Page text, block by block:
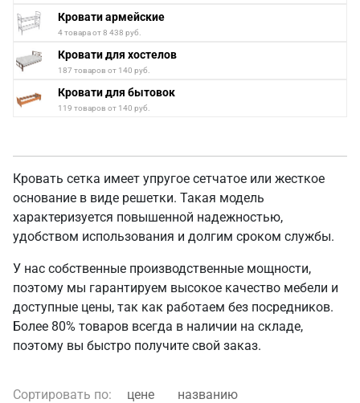
Кровати армейские
4 товара от 8 438 руб.
Кровати для хостелов
187 товаров от 140 руб.
Кровати для бытовок
119 товаров от 140 руб.
Кровать сетка имеет упругое сетчатое или жесткое
основание в виде решетки. Такая модель
характеризуется повышенной надежностью,
удобством использования и долгим сроком службы.
У нас собственные производственные мощности,
поэтому мы гарантируем высокое качество мебели и
доступные цены, так как работаем без посредников.
Более 80% товаров всегда в наличии на складе,
поэтому вы быстро получите свой заказ.
Сортировать по: цене названию